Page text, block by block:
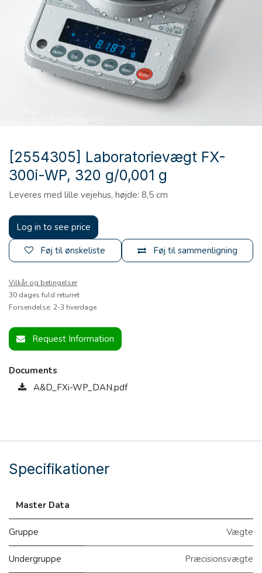
[2554305] Laboratorievægt FX-
300i-WP, 320 g/0,001 g
Leveres med lille vejehus, højde: 8,5 cm
Log in to see price
Føj til sammenligning
Føj til ønskeliste
Vilkår og betingelser
30 dages fuld returret
Forsendelse: 2-3 hverdage
Request Information
Documents
A&D_FXi-WP_DAN.pdf
Specifikationer
Master Data
Gruppe Vægte
Undergruppe Præcisionsvægte